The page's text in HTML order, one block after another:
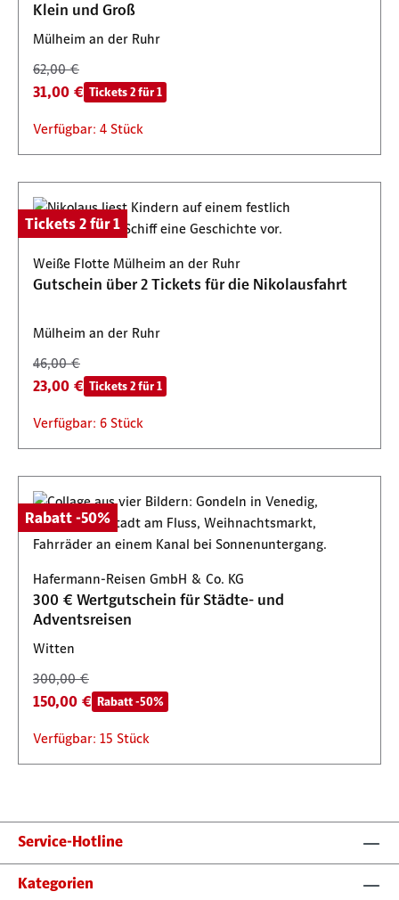
Klein und Groß
Mülheim an der Ruhr
62,00 €
31,00 € Tickets 2 für 1
Verfügbar: 4 Stück
Tickets 2 für 1
Weiße Flotte Mülheim an der Ruhr
Gutschein über 2 Tickets für die Nikolausfahrt
Mülheim an der Ruhr
46,00 €
23,00 € Tickets 2 für 1
Verfügbar: 6 Stück
Rabatt -50%
Hafermann-Reisen GmbH & Co. KG
300 € Wertgutschein für Städte- und
Adventsreisen
Witten
300,00 €
150,00 € Rabatt -50%
Verfügbar: 15 Stück
Service-Hotline
Kategorien